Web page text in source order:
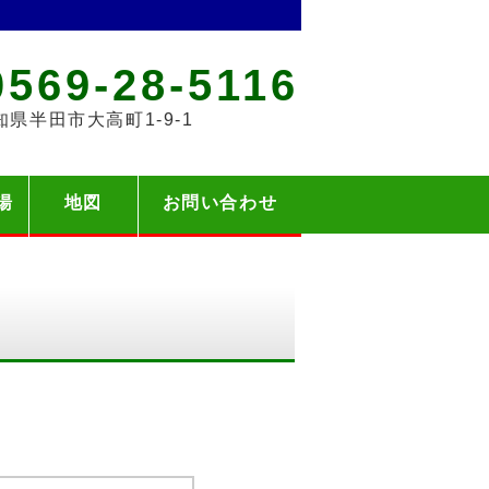
28-5116
県半田市大高町1-9-1
地図 お問い合わせ